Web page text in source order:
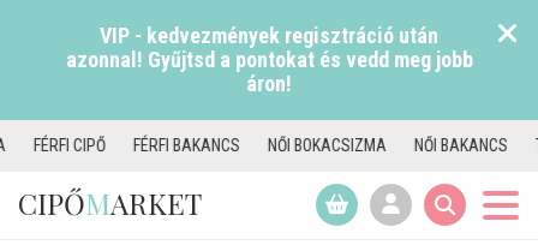
VIP - kedvezmények regisztráció után
azonnal! Gyűjtsd a pontokat és vedd meg jobb
áron!
BAKANCS NŐI BOKACSIZMA NŐI BAKANCS TAMARIS CSIZMA
CIPŐMARKET